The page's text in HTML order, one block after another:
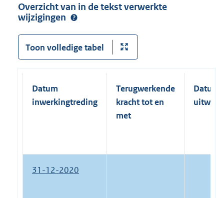
Overzicht van in de tekst verwerkte
wijzigingen
Toon volledige tabel
Datum
inwerkingtreding
Terugwerkende
kracht tot en
met
Datum
31-12-2020